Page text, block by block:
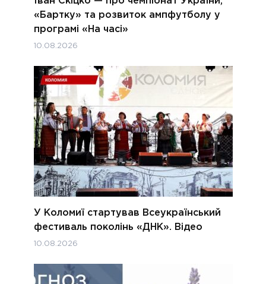
«Бартку» та розвиток ампфутболу у
програмі «На часі»
10.08.2026
У Коломиї стартував Всеукраїнський
фестиваль поколінь «ДНК». Відео
10.08.2026